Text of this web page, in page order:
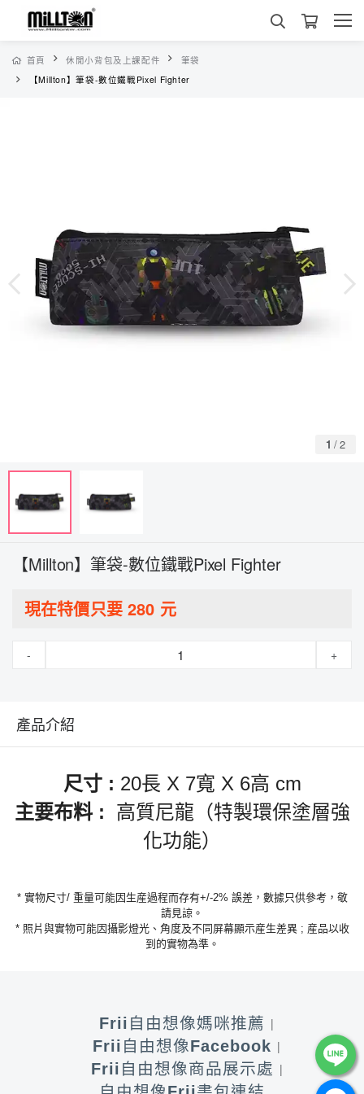
首頁 休閒小背包及上課配件
筆袋
【Millton】筆袋-數位鐵戰Pixel Fighter
1 /2
【Millton】筆袋-數位鐵戰Pixel Fighter
現在特價只要 280 元
- +
產品介紹
尺寸: 20長 X 7寬 X 6高 cm
主要布料 :
高質尼龍（特製環保塗層強
化功能）
* 實物尺寸/ 重量可能因生産過程而存有+/-2% 誤差，數據只供參考，敬
請見諒。
* 照片與實物可能因攝影燈光、角度及不同屏幕顯示産生差異 ; 産品以收
到的實物為準。
Frii自由想像媽咪推薦
Frii自由想像Facebook
Frii自由想像商品展示處